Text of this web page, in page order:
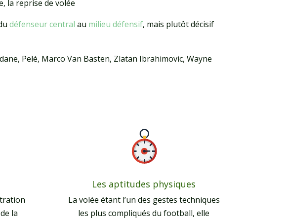
la reprise de volée
défenseur central au milieu défensif, mais plutôt décisif
Pelé, Marco Van Basten, Zlatan Ibrahimovic, Wayne
la
Les aptitudes physiques
La volée étant l’un des gestes techniques
les plus compliqués du football, elle